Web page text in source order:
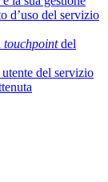
d’uso del servizio
touchpointdel
del servizio